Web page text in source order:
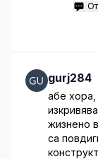
gurj284
абе хора,
жизнено
са